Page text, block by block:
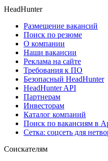
HeadHunter
Размещение вакансий
Поиск по резюме
О компании
Наши вакансии
Реклама на сайте
Требования к ПО
Безопасный HeadHunter
HeadHunter API
Партнерам
Инвесторам
Каталог компаний
Поиск по вакансиям в
Сетка: соцсеть для
Соискателям